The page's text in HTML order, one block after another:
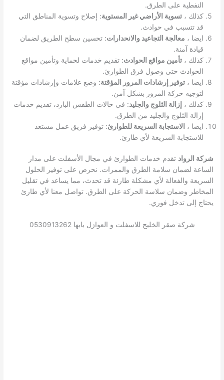
النفطية على الطرق.
كذلك ،تسوية الأراضي غير المستوية: إصلاح وتسوية المناطق التي
قد تتسبب في حوادث.
ايضا ، معالجة التجاعيد والانحدارات: تحسين سطح الطريق لضمان
قيادة آمنة.
كذلك ،تأمين مواقع الحوادث: تقديم خدمات لحماية وتأمين مواقع
الحوادث حتى وصول فرق الطوارئ.
ايضا ،توفير إرشادات المرور المؤقتة: وضع علامات وإرشادات مؤقتة
لتوجيه حركة المرور بشكل آمن.
كذلك ، إزالة الثلوج والجليد: في حالات الطقس البارد، تقديم خدمات
إزالة الثلوج والجليد من الطرق.
ايضا ،
الاستجابة السريعة للطوارئ: توفير فريق عمل مستعد
للاستجابة السريعة لأي طارئ.
شركة الرواد تقدم خدمات الطوارئ في مجال الأسفلت على مدار
الساعة لضمان سلامة الطرق والممرات. نحرص على توفير الحلول
السريعة والفعالة لأي مشكلة طارئة قد تحدث، مما يساعد في تقليل
المخاطر وضمان سلاسة الحركة على الطرق. تواصل معنا لأي طارئ
يحتاج إلى تدخل فوري.
شركة صقر الخليج للاسفلت و العوازل بابها 0530913262